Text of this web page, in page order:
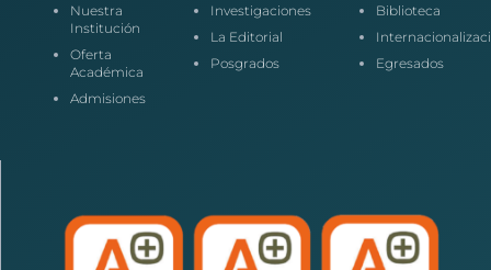
Nuestra
Institución
Oferta
Académica
Admisiones
Investigaciones
La Editorial
Posgrados
Biblioteca
Egresados